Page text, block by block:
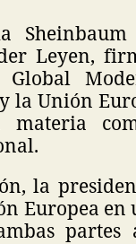
Leyen,
la Unión
la
Europea
partes